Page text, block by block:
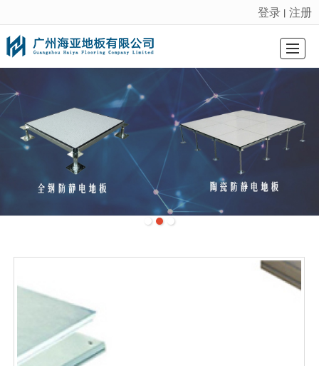
很遗憾，因您的浏览器版本过低导致无法获得最佳浏览体验，推荐下载安装谷歌浏览器！
登录 丨 注册